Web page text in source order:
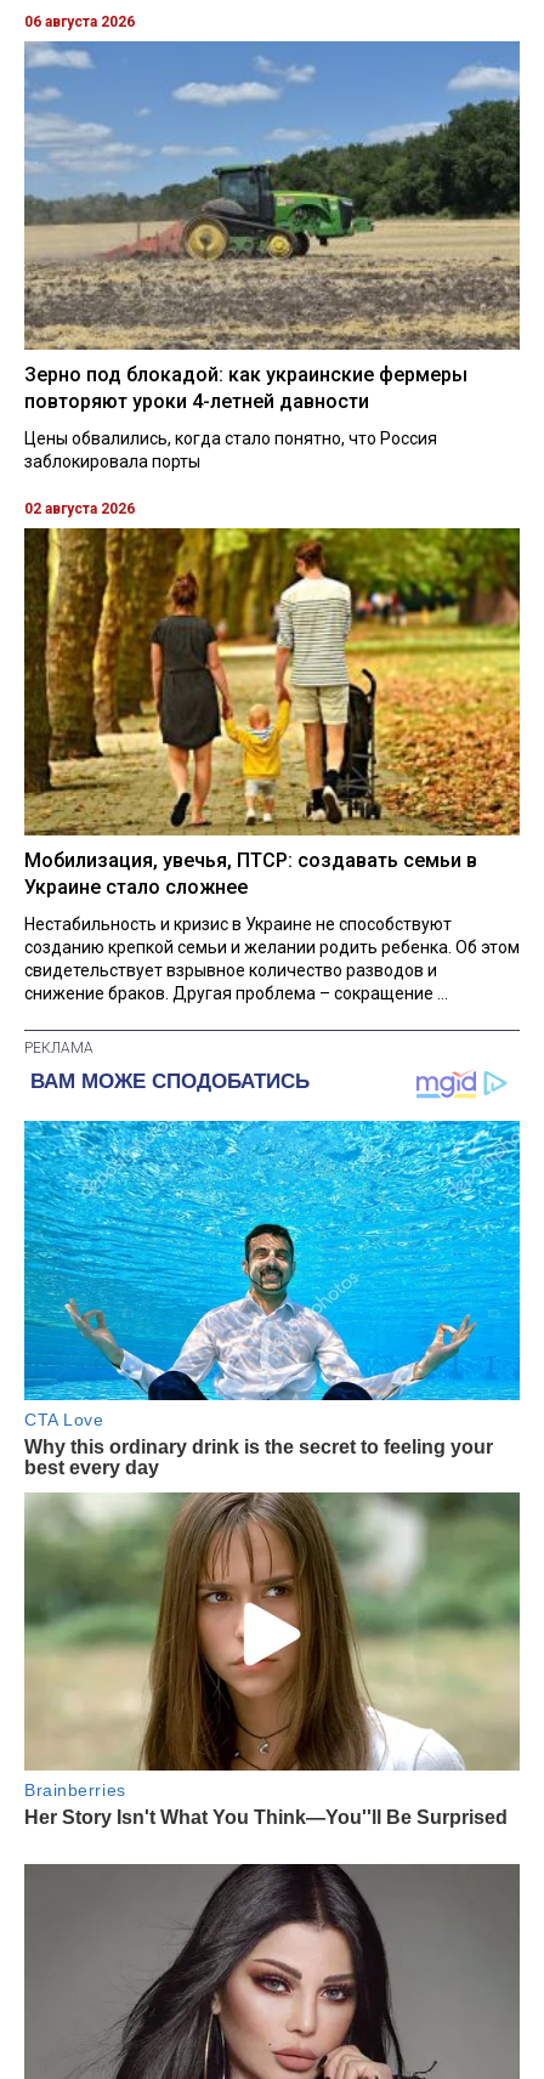
06 августа 2026
Зерно под блокадой: как украинские фермеры
повторяют уроки 4-летней давности
Цены обвалились, когда стало понятно, что Россия
заблокировала порты
02 августа 2026
Мобилизация, увечья, ПТСР: создавать семьи в
Украине стало сложнее
Нестабильность и кризис в Украине не способствуют
созданию крепкой семьи и желании родить ребенка. Об этом
свидетельствует взрывное количество разводов и
снижение браков. Другая проблема – сокращение ...